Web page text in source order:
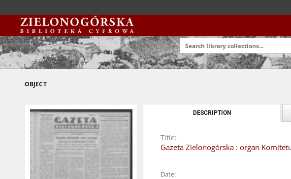
OBJECT
DESCRIPTION
Title:
Gazeta Zielonogórska : organ
Date: